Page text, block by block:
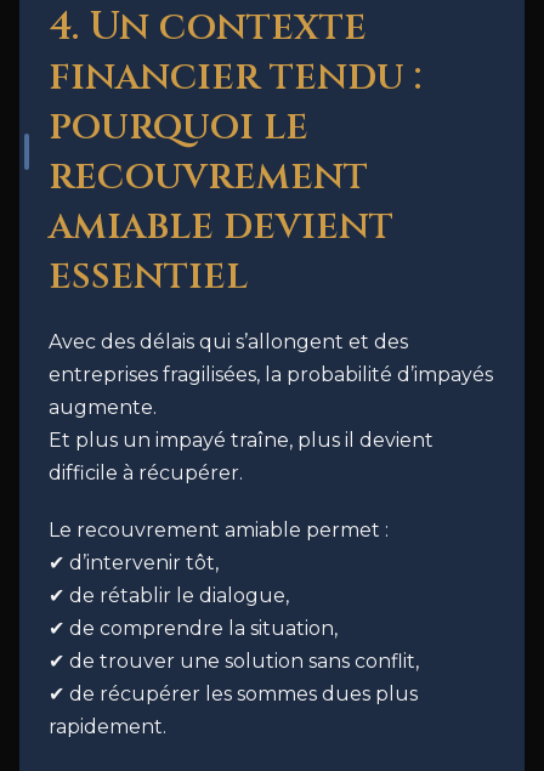
4. Un contexte
financier tendu :
pourquoi le
recouvrement
amiable devient
essentiel
Avec des délais qui s’allongent et des
entreprises fragilisées, la probabilité d’impayés
augmente.
Et plus un impayé traîne, plus il devient
difficile à récupérer.
Le recouvrement amiable permet :
✔ d’intervenir tôt,
✔ de rétablir le dialogue,
✔ de comprendre la situation,
✔ de trouver une solution sans conflit,
✔ de récupérer les sommes dues plus
rapidement.